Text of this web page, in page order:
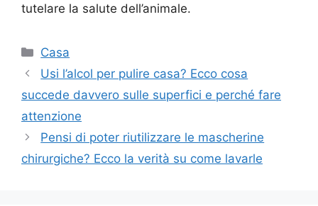
tutelare la salute dell’animale.
Categorie
Casa
Usi l’alcol per pulire casa? Ecco cosa
succede davvero sulle superfici e perché fare
attenzione
Pensi di poter riutilizzare le mascherine
chirurgiche? Ecco la verità su come lavarle